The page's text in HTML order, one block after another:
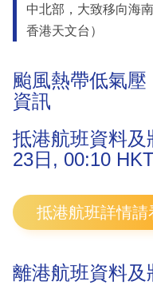
中北部，大致移向海
香港天文台）
颱風熱帶低氣
資訊
抵港航班資料及
23日, 00:10 HKT
抵港航班詳情請
離港航班資料及